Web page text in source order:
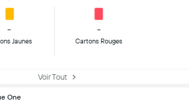
-
Jaunes
-
Cartons Rouges
Voir Tout
One